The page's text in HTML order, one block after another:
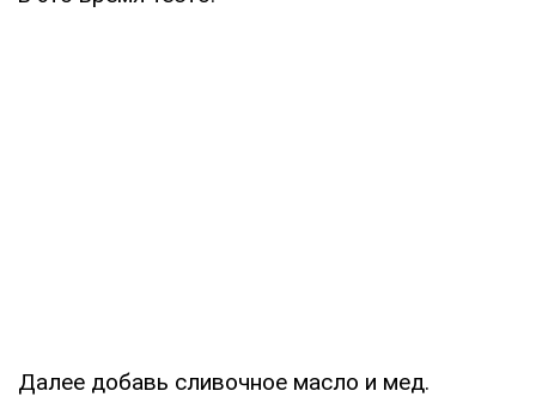
Далее добавь сливочное масло и мед.